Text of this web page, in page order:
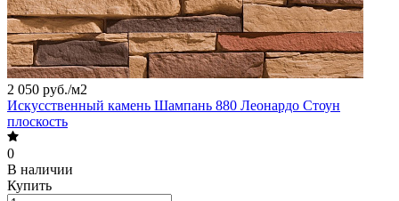
2 050 руб./м2
Искусственный камень Шампань 880 Леонардо Стоун
плоскость
0
В наличии
Купить